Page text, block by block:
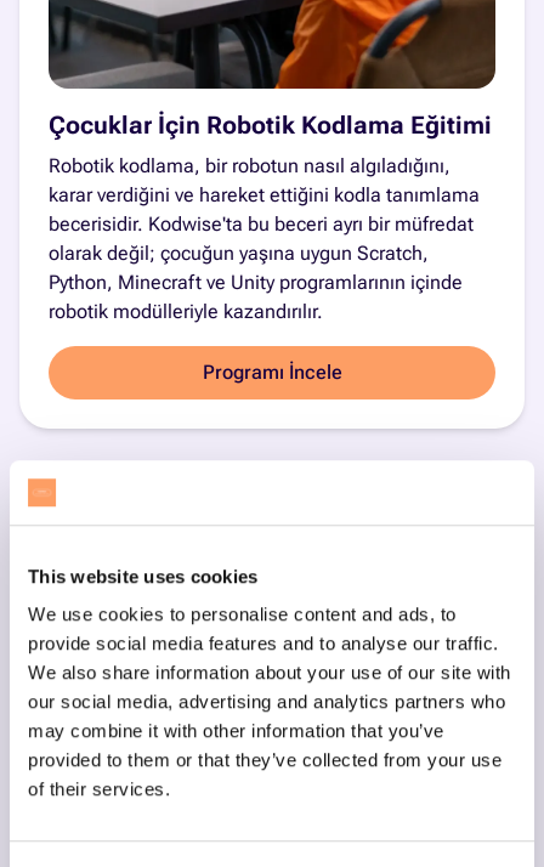
This website uses cookies
We use cookies to personalise content and ads, to
provide social media features and to analyse our traffic.
We also share information about your use of our site with
our social media, advertising and analytics partners who
may combine it with other information that you’ve
provided to them or that they’ve collected from your use
of their services.
Çocuklar İçin Robotik Kodlama Eğitimi
Robotik kodlama, bir robotun nasıl algıladığını,
karar verdiğini ve hareket ettiğini kodla tanımlama
becerisidir. Kodwise'ta bu beceri ayrı bir müfredat
olarak değil; çocuğun yaşına uygun Scratch,
Python, Minecraft ve Unity programlarının içinde
robotik modülleriyle kazandırılır.
Programı İncele
Scratch ile Blok Kodlama